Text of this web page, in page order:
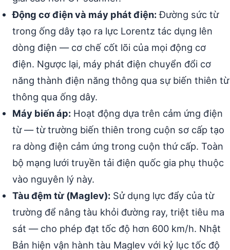
Động cơ điện và máy phát điện:Đường sức từ
trong ống dây tạo ra lực Lorentz tác dụng lên
dòng điện — cơ chế cốt lõi của mọi động cơ
điện. Ngược lại, máy phát điện chuyển đổi cơ
năng thành điện năng thông qua sự biến thiên từ
thông qua ống dây.
Máy biến áp: Hoạt động dựa trên cảm ứng điện
từ — từ trường biến thiên trong cuộn sơ cấp tạo
ra dòng điện cảm ứng trong cuộn thứ cấp. Toàn
bộ mạng lưới truyền tải điện quốc gia phụ thuộc
vào nguyên lý này.
Tàu đệm từ (Maglev): Sử dụng lực đẩy của từ
trường để nâng tàu khỏi đường ray, triệt tiêu ma
sát — cho phép đạt tốc độ hơn 600 km/h. Nhật
Bản hiện vận hành tàu Maglev với kỷ lục tốc độ